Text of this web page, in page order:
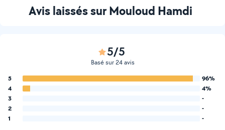
Avis laissés sur Mouloud Hamdi
5/5
Basé sur 24 avis
5
96%
4
4%
3
-
2
-
1
-